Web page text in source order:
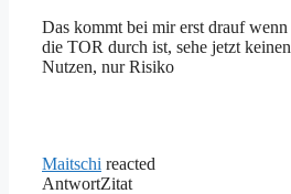
Das kommt bei mir erst drauf wenn
die TOR durch ist, sehe jetzt keinen
Nutzen, nur Risiko
Maitschi reacted
AntwortZitat